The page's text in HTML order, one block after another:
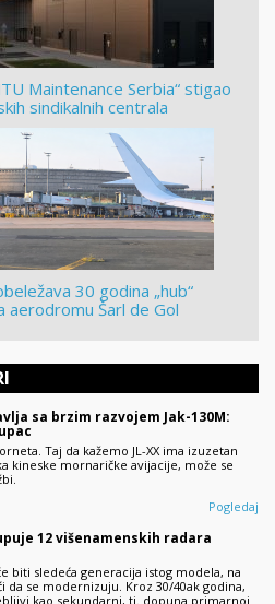
Maintenance Serbia“ stigao
sindikalnih centrala
30 godina „hub“
aerodromu Šarl de Gol
sa brzim razvojem Jak-130M:
Taj da kažemo JL-XX ima izuzetan
kineske mornaričke avijacije, može se
Pogledaj
12 višenamenskih radara
biti sledeća generacija istog modela, na
se modernizuju. Kroz 30/40ak godina,
kao sekundarni, tj. dopuna primarnoj